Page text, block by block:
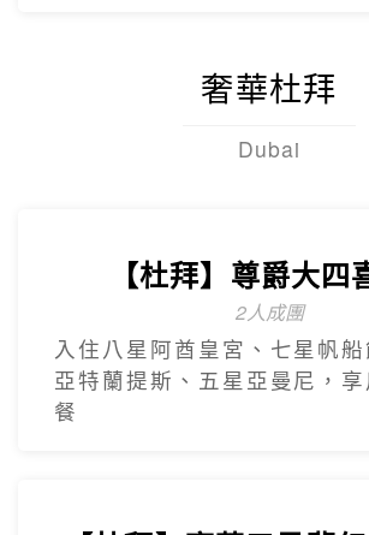
虎航.慶州歷史文化巡禮.松島龍
列車.海上纜車.The Bay101.